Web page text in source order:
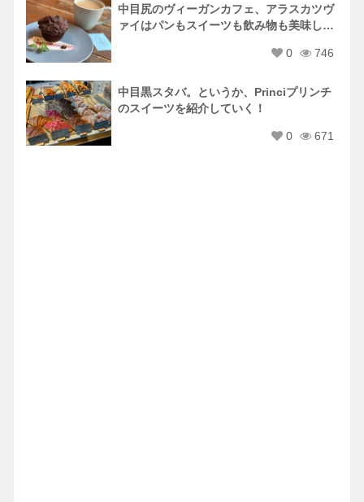
中目尻のヴィーガンカフェ、アラスカツヴ
ァイはパンもスイーツも飲み物も美味しい
0
746
中目黒スタバ。というか、Princiプリンチ
のスイーツを紹介していく！
0 671